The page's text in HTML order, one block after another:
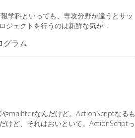
科といっても、専攻分野が違うとサッ
ェクトを行うのは新鮮な気が…
mailtterなんだけど。ActionScriptなるも
けど、それはおいといて。ActionScriptっ